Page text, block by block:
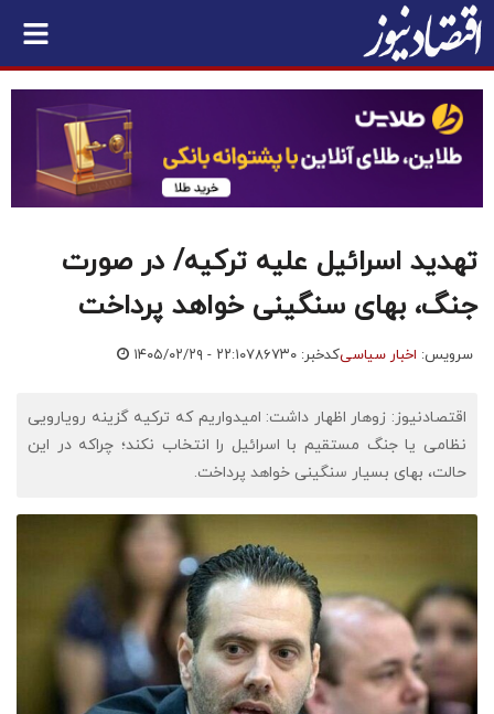
تهدید اسرائیل علیه ترکیه/ در صورت
جنگ، بهای سنگینی خواهد پرداخت
سرویس: اخبار سیاسیکدخبر: ۷۸۶۷۳۰ ۱۴۰۵/۰۲/۲۹ - ۲۲:۱۰
اقتصادنیوز: زوهار اظهار داشت: امیدواریم که ترکیه گزینه رویارویی
نظامی یا جنگ مستقیم با اسرائیل را انتخاب نکند؛ چراکه در این
حالت، بهای بسیار سنگینی خواهد پرداخت.